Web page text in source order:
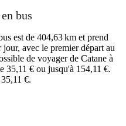
bus
est de 404,63 km et prend
avec le premier départ au
de voyager de Catane à
35,11 € ou jusqu'à 154,11 €.
€.